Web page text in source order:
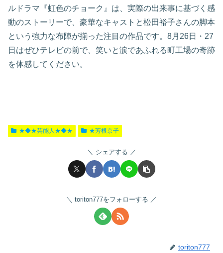
ルドラマ『虹色のチョーク』は、実際の出来事に基づく感
動のストーリーで、豪華なキャストと松田裕子さんの脚本
という強力な布陣が揃った注目の作品です。8月26日・27
日はぜひテレビの前で、笑いと涙であふれる町工場の奇跡
を体感してください。
★◆★芸能人★◆★ ★芳根京子
シェアする
toriton777をフォローする
toriton777